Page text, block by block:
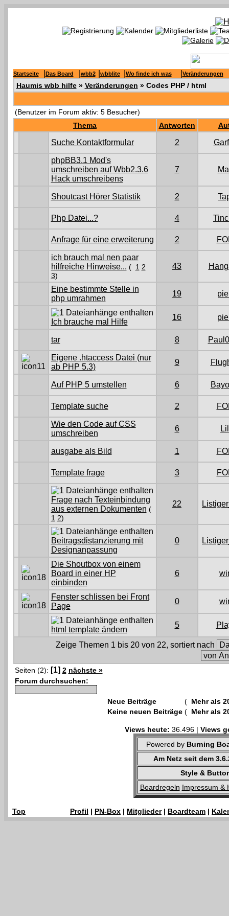
Startseite Das Board wbb2 wbblite Wo finde ich was Veränderungen
Haumis wbb hilfe» Veränderungen » Codes PHP / html
(Benutzer im Forum aktiv: 5 Besucher)
Thema
Antworten
Suche Kontaktformular 2
phpBB3.1 Mod's
umschreiben auf Wbb2.3.6
Hack umschreibens
7
Shoutcast Hörer Statistik 2
Php Datei...? 4
Anfrage für eine erweiterung 2
ich brauch mal nen paar
hilfreiche Hinweise... ( 1 2
3)
43
Eine bestimmte Stelle in
php umrahmen
19
Ich brauche mal Hilfe
16
tar 8
Eigene .htaccess Datei (nur
ab PHP 5.3)
9
Auf PHP 5 umstellen 6
Template suche 2
Wie den Code auf CSS
umschreiben
6
ausgabe als Bild 1
Template frage 3
Frage nach Texteinbindung
aus externen Dokumenten (
1 2)
22
Beitragsdistanzierung mit
Designanpassung
0
Die Shoutbox von einem
Board in einer HP
einbinden
6
Fenster schlissen bei Front
Page
0
html template ändern
5
Zeige Themen 1 bis 20 von 22, sortiert nach
Seiten (2): [1] 2 nächste »
Forum durchsuchen:
Neue Beiträge ( Mehr als
Keine neuen Beiträge ( Mehr als
Views heute: 36.496 | Views
Powered by Burning
Am Netz seit dem
Style &
Boardregeln Impressum &
Top Profil | PN-Box | Mitglieder| Boardteam |